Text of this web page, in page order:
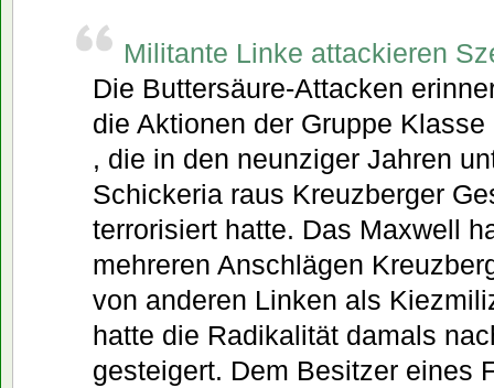
Militante Linke attackieren
Die Buttersäure-Attacken
die Aktionen der Gruppe Klasse
, die in den neunziger Jahren
Schickeria raus Kreuzberger
terrorisiert hatte. Das Maxwell
mehreren Anschlägen
von anderen Linken als
hatte die Radikalität damals
gesteigert. Dem Besitzer eines